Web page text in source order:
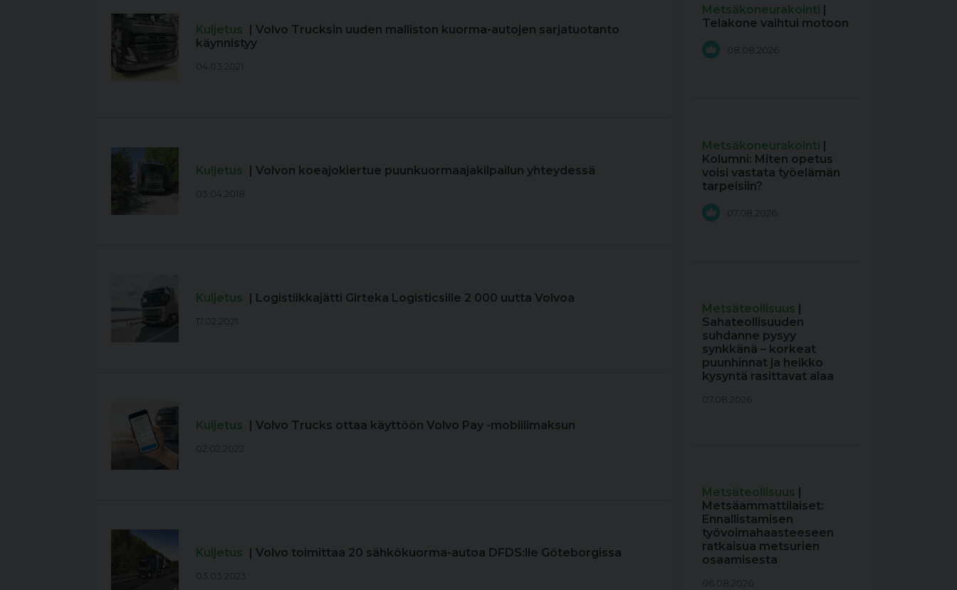
Kuljetus | Volvo Trucksin uuden malliston kuorma-autojen sarjatuotanto
käynnistyy
04.03.2021
Kuljetus | Volvon koeajokiertue puunkuormaajakilpailun yhteydessä
03.04.2018
Kuljetus | Logistiikkajätti Girteka Logisticsille 2 000 uutta Volvoa
17.02.2021
Kuljetus | Volvo Trucks ottaa käyttöön Volvo Pay -mobiilimaksun
02.02.2022
Kuljetus | Volvo toimittaa 20 sähkökuorma-autoa DFDS:lle Göteborgissa
03.03.2023
Metsäkoneurakointi |
Telakone vaihtui motoon
08.08.2026
Metsäkoneurakointi |
Kolumni: Miten opetus
voisi vastata työelämän
tarpeisiin?
07.08.2026
Metsäteollisuus |
Sahateollisuuden
suhdanne pysyy
synkkänä – korkeat
puunhinnat ja heikko
kysyntä rasittavat alaa
07.08.2026
Metsäteollisuus |
Metsäammattilaiset:
Ennallistamisen
työvoimahaasteeseen
ratkaisua metsurien
osaamisesta
06.08.2026